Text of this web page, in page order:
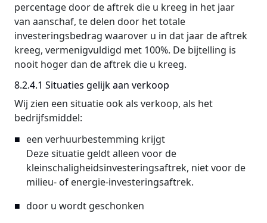
percentage door de aftrek die u kreeg in het jaar
van aanschaf, te delen door het totale
investeringsbedrag waarover u in dat jaar de aftrek
kreeg, vermenigvuldigd met 100%. De bijtelling is
nooit hoger dan de aftrek die u kreeg.
8.2.4.1 Situaties gelijk aan verkoop
Wij zien een situatie ook als verkoop, als het
bedrijfsmiddel:
een verhuurbestemming krijgt
Deze situatie geldt alleen voor de
kleinschaligheidsinvesteringsaftrek, niet voor de
milieu- of energie-investeringsaftrek.
door u wordt geschonken